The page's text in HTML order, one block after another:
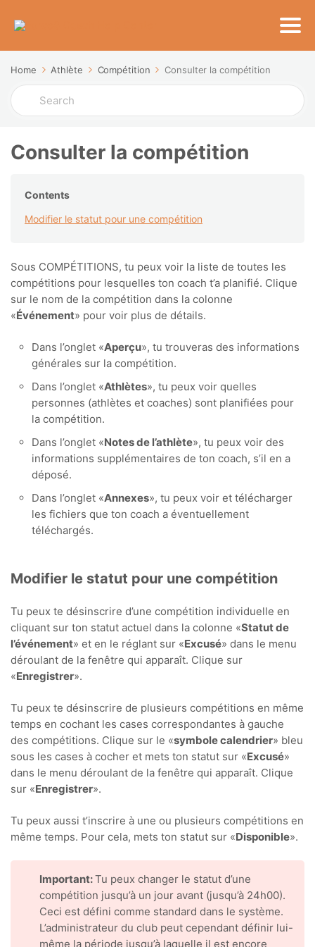
Home Athlète Compétition Consulter la compétition
Search
For
Consulter la compétition
Contents
Modifier le statut pour une compétition
Sous COMPÉTITIONS, tu peux voir la liste de toutes les
compétitions pour lesquelles ton coach t’a planifié. Clique
sur le nom de la compétition dans la colonne
«Événement» pour voir plus de détails.
Dans l’onglet «Aperçu», tu trouveras des informations
générales sur la compétition.
Dans l’onglet «Athlètes», tu peux voir quelles
personnes (athlètes et coaches) sont planifiées pour
la compétition.
Dans l’onglet «Notes de l’athlète», tu peux voir des
informations supplémentaires de ton coach, s’il en a
déposé.
Dans l’onglet «Annexes», tu peux voir et télécharger
les fichiers que ton coach a éventuellement
téléchargés.
Modifier le statut pour une compétition
Tu peux te désinscrire d’une compétition individuelle en
cliquant sur ton statut actuel dans la colonne «Statut de
l’événement» et en le réglant sur «Excusé» dans le menu
déroulant de la fenêtre qui apparaît. Clique sur
«Enregistrer».
Tu peux te désinscrire de plusieurs compétitions en même
temps en cochant les cases correspondantes à gauche
des compétitions. Clique sur le «symbole calendrier» bleu
sous les cases à cocher et mets ton statut sur «Excusé»
dans le menu déroulant de la fenêtre qui apparaît. Clique
sur «Enregistrer».
Tu peux aussi t’inscrire à une ou plusieurs compétitions en
même temps. Pour cela, mets ton statut sur «Disponible».
Important:Tu peux changer le statut d’une
compétition jusqu’à un jour avant (jusqu’à 24h00).
Ceci est défini comme standard dans le système.
L’administrateur du club peut cependant définir lui-
même la période jusqu’à laquelle il est encore